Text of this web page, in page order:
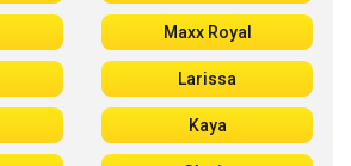
Maxx Royal
Larissa
Kaya